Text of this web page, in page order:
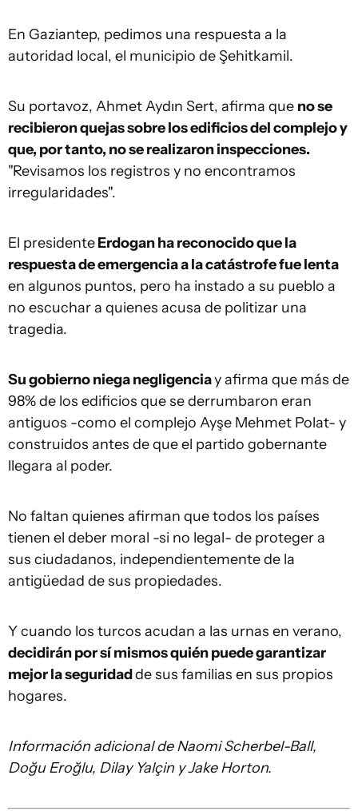
En Gaziantep, pedimos una respuesta a la
autoridad local, el municipio de Şehitkamil.
Su portavoz, Ahmet Aydın Sert, afirma que no se
recibieron quejas sobre los edificios del complejo y
que, por tanto, no se realizaron inspecciones.
"Revisamos los registros y no encontramos
irregularidades".
El presidenteErdogan ha reconocido que la
respuesta de emergencia a la catástrofe fue lenta
en algunos puntos, pero ha instado a su pueblo a
no escuchar a quienes acusa de politizar una
tragedia.
Su gobierno niega negligenciay afirma que más de
98% de los edificios que se derrumbaron eran
antiguos -como el complejo Ayşe Mehmet Polat- y
construidos antes de que el partido gobernante
llegara al poder.
No faltan quienes afirman que todos los países
tienen el deber moral -si no legal- de proteger a
sus ciudadanos, independientemente de la
antigüedad de sus propiedades.
Y cuando los turcos acudan a las urnas en verano,
decidirán por sí mismos quién puede garantizar
mejor la seguridadde sus familias en sus propios
hogares.
Información adicional de Naomi Scherbel-Ball,
Doğu Eroğlu, Dilay Yalçin y Jake Horton.